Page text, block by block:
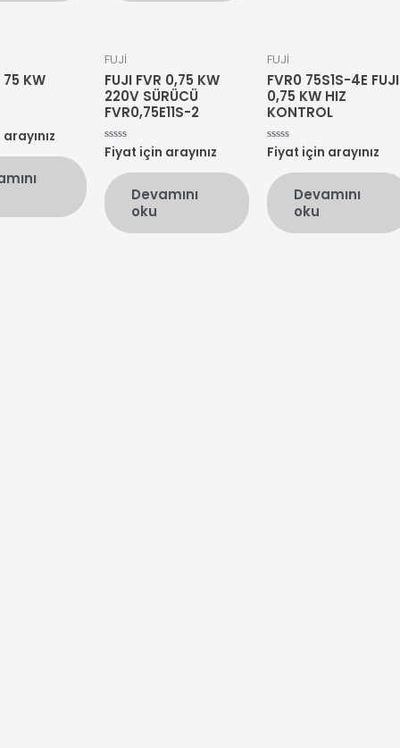
75 KW
FUJİ
FUJI FVR 0,75 KW
220V SÜRÜCÜ
FVR0,75E11S-2
5
üzerinden
oy
aldı
Fiyat için arayınız
Devamını
oku
FUJİ
FVR0 75S1S-4E FUJI
0,75 KW HIZ
KONTROL
5
üzerinden
oy
aldı
Fiyat için arayınız
Devamını
oku